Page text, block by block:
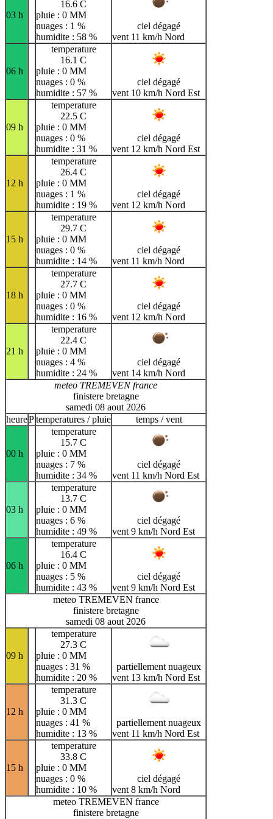
03 h
16.6 C
pluie : 0 MM
nuages : 1 %
humidite : 58 %
ciel dégagé
vent 11 km/h Nord
06 h
temperature
16.1 C
pluie : 0 MM
nuages : 0 %
humidite : 57 %
ciel dégagé
vent 10 km/h Nord Est
09 h
temperature
22.5 C
pluie : 0 MM
nuages : 0 %
humidite : 31 %
ciel dégagé
vent 12 km/h Nord Est
12 h
temperature
26.4 C
pluie : 0 MM
nuages : 1 %
humidite : 19 %
ciel dégagé
vent 12 km/h Nord
15 h
temperature
29.7 C
pluie : 0 MM
nuages : 0 %
humidite : 14 %
ciel dégagé
vent 11 km/h Nord
18 h
temperature
27.7 C
pluie : 0 MM
nuages : 0 %
humidite : 16 %
ciel dégagé
vent 12 km/h Nord
21 h
temperature
22.4 C
pluie : 0 MM
nuages : 4 %
humidite : 24 %
ciel dégagé
vent 14 km/h Nord
meteo TREMEVEN france
finistere bretagne
samedi 08 aout 2026
heurePtemperatures / pluie temps / vent
00 h
temperature
15.7 C
pluie : 0 MM
nuages : 7 %
humidite : 34 %
ciel dégagé
vent 11 km/h Nord Est
03 h
temperature
13.7 C
pluie : 0 MM
nuages : 6 %
humidite : 49 %
ciel dégagé
vent 9 km/h Nord Est
06 h
temperature
16.4 C
pluie : 0 MM
nuages : 5 %
humidite : 43 %
ciel dégagé
vent 9 km/h Nord Est
meteo TREMEVEN france
finistere bretagne
samedi 08 aout 2026
09 h
temperature
27.3 C
pluie : 0 MM
nuages : 31 %
humidite : 20 %
partiellement nuageux
vent 13 km/h Nord Est
12 h
temperature
31.3 C
pluie : 0 MM
nuages : 41 %
humidite : 13 %
partiellement nuageux
vent 11 km/h Nord Est
15 h
temperature
33.8 C
pluie : 0 MM
nuages : 0 %
humidite : 10 %
ciel dégagé
vent 8 km/h Nord
meteo TREMEVEN france
finistere bretagne